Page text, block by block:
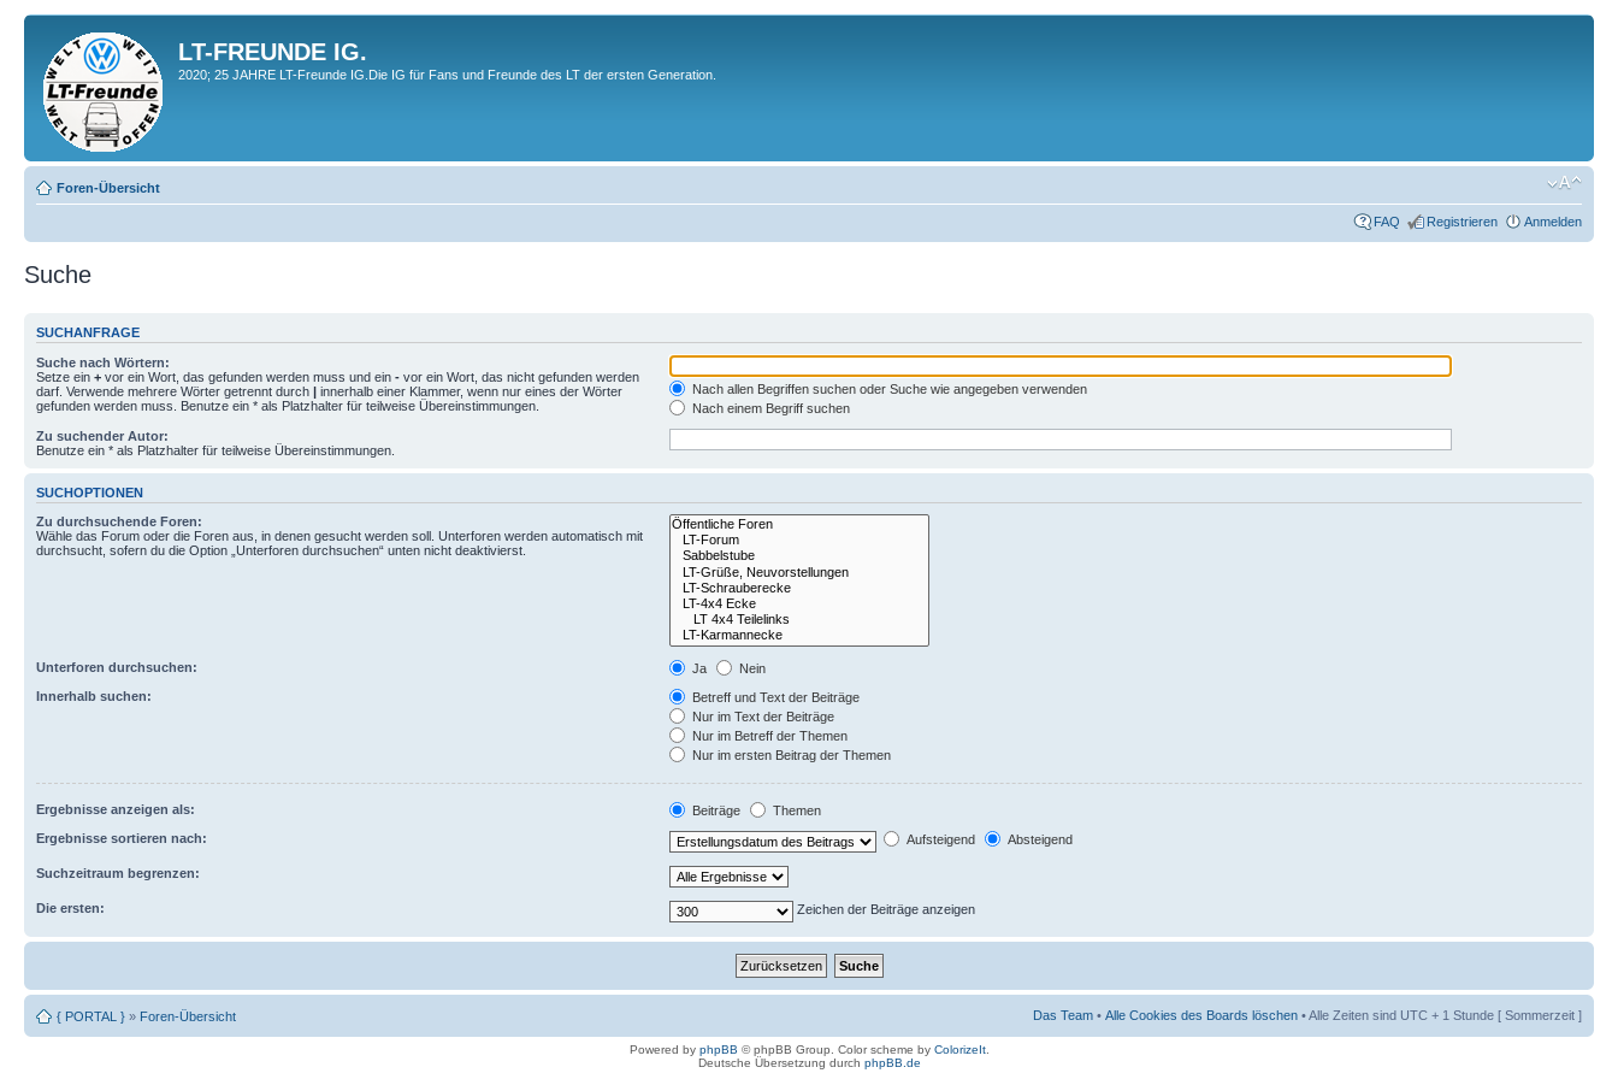
LT-FREUNDE IG.
2020; 25 JAHRE LT-Freunde IG.Die IG für Fans und Freunde des LT der ersten Generation.
Foren-Übersicht
FAQ Registrieren Anmelden
Suche
SUCHANFRAGE
Suche nach Wörtern:
Setze ein + vor ein Wort, das gefunden werden muss und ein - vor ein Wort, das nicht gefunden werden
darf. Verwende mehrere Wörter getrennt durch | innerhalb einer Klammer, wenn nur eines der Wörter
gefunden werden muss. Benutze ein * als Platzhalter für teilweise Übereinstimmungen.
Nach allen Begriffen suchen oder Suche wie angegeben verwenden
Nach einem Begriff suchen
Zu suchender Autor:
Benutze ein * als Platzhalter für teilweise Übereinstimmungen.
SUCHOPTIONEN
Zu durchsuchende Foren:
Wähle das Forum oder die Foren aus, in denen gesucht werden soll. Unterforen werden automatisch mit
durchsucht, sofern du die Option „Unterforen durchsuchen“ unten nicht deaktivierst.
Unterforen durchsuchen: Ja
Nein
Innerhalb suchen:
Betreff und Text der Beiträge
Nur im Text der Beiträge
Nur im Betreff der Themen
Nur im ersten Beitrag der Themen
Ergebnisse anzeigen als: Beiträge
Themen
Ergebnisse sortieren nach:
Aufsteigend Absteigend
Suchzeitraum begrenzen:
Die ersten: Zeichen der Beiträge anzeigen
{ PORTAL } » Foren-Übersicht Das Team • Alle Cookies des Boards löschen • Alle Zeiten sind UTC + 1 Stunde [ Sommerzeit ]
Powered by phpBB © phpBB Group. Color scheme by ColorizeIt.
Deutsche Übersetzung durch phpBB.de